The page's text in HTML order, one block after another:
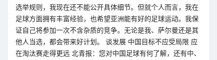
选举规则，我现在还不能公开具体细节。但就个人而言，我在
足球方面拥有丰富经验，也希望亚洲能有好的足球运动。我保
证自己将参加一次不含杂质的竞争。无论是我、萨尔曼还是其
他人当选，都会带来好计划。 谈发展 中国目标不应受局限 应
在淘汰赛走得更远 北青报：您对中国足球有何了解，还有中、